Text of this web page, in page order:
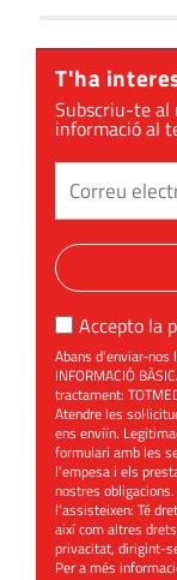
T'ha
Subscriu-te
informació al
Accepto la
Abans d'enviar-nos
INFORMACIÓ
tractament:
Atendre les
ens enviïn.
formulari amb les
l'empesa i els
nostres
l'assisteixen: Té
així com altres
privacitat, dirigint-
Per a més